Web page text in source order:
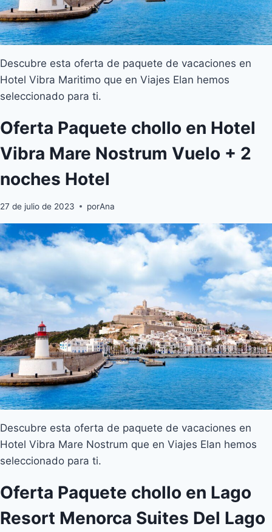
Descubre esta oferta de paquete de vacaciones en
Hotel Vibra Maritimo que en Viajes Elan hemos
seleccionado para ti.
Oferta Paquete chollo en Hotel
Vibra Mare Nostrum Vuelo + 2
noches Hotel
27 de julio de 2023 porAna
Descubre esta oferta de paquete de vacaciones en
Hotel Vibra Mare Nostrum que en Viajes Elan hemos
seleccionado para ti.
Oferta Paquete chollo en Lago
Resort Menorca Suites Del Lago